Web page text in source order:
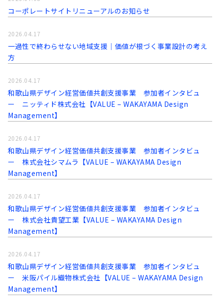
コーポレートサイトリニューアルのお知らせ
一過性で終わらせない地域支援｜価値が根づく事業設計の考え
方
2026.04.17
和歌山県デザイン経営価値共創支援事業 参加者インタビュ
ー ニッティド株式会社【VALUE – WAKAYAMA Design
Management】
2026.04.17
和歌山県デザイン経営価値共創支援事業 参加者インタビュ
ー 株式会社シマムラ【VALUE – WAKAYAMA Design
Management】
2026.04.17
和歌山県デザイン経営価値共創支援事業 参加者インタビュ
ー 株式会社貴望工業【VALUE – WAKAYAMA Design
Management】
2026.04.17
和歌山県デザイン経営価値共創支援事業 参加者インタビュ
ー 米阪パイル織物株式会社【VALUE – WAKAYAMA Design
Management】
2026.04.17